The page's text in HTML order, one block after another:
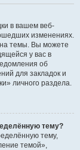
в вашем веб-
изменениях.
темы. Вы можете
у вас в
об
для закладок и
личного раздела.
тему?
тему,
темой»,